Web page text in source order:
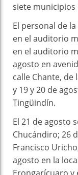
siete municipios
El personal de
en el auditorio
en el auditorio
agosto en
calle Chante,
y 19 y 20 de
Tingüindín.
El 21 de agosto
Chucándiro; 26
Francisco
agosto en la